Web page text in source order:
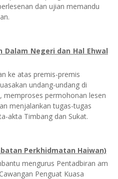
dan ujian memandu
Negeri dan Hal Ehwal
ke atas premis-premis
undang-undang di
memproses permohonan lesen
menjalankan tugas-tugas
akta Timbang dan Sukat.
Perkhidmatan Haiwan)
mengurus Pentadbiran am
Penguat Kuasa